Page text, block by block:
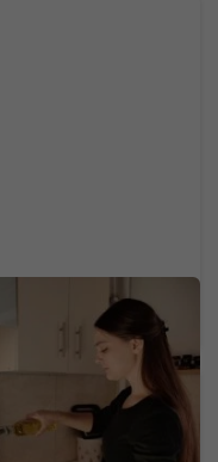
dlhovekosti
spoznať kvalitu